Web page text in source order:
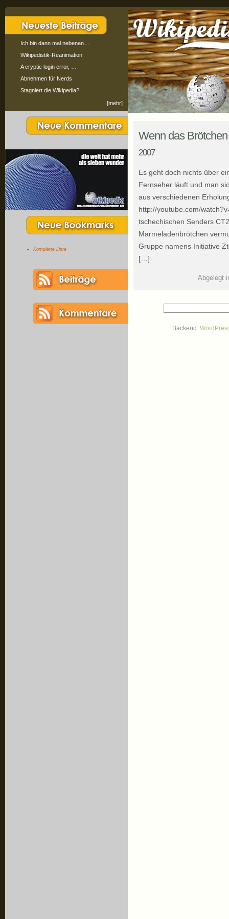
Ich bin dann mal nebenan…
Wikipedistik-Reanimation
A cryptic login error, …
Abnehmen für Nerds
Stagniert die Wikipedia?
[mehr]
Komplette Liste
Wenn das
2007
Es geht doch nichts über
Fernseher läuft und man
aus verschiedenen
http://youtube.com/
tschechischen Senders
Marmeladenbrötchen
Gruppe namens Initiative
[…]
Abgelegt
Backend: